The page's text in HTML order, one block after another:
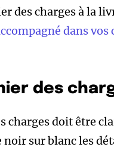
des charges à la
dans vos
des
charges doit être
sur blanc les